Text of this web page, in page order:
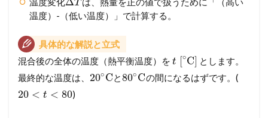
T
温度）-（低い温度）」で計算する。
具体的な解説と立式
混合後の全体の温度（熱平衡温度）を t ∘C]
とします。
最終的な温度は、 20∘ Cと80∘ Cの間になるはずです。(
20 < t < 80)